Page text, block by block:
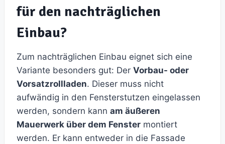
für den nachträglichen
Einbau?
Zum nachträglichen Einbau eignet sich eine
Variante besonders gut: Der Vorbau- oder
Vorsatzrollladen. Dieser muss nicht
aufwändig in den Fensterstutzen eingelassen
werden, sondern kann am äußeren
Mauerwerk über dem Fenster montiert
werden. Er kann entweder in die Fassade